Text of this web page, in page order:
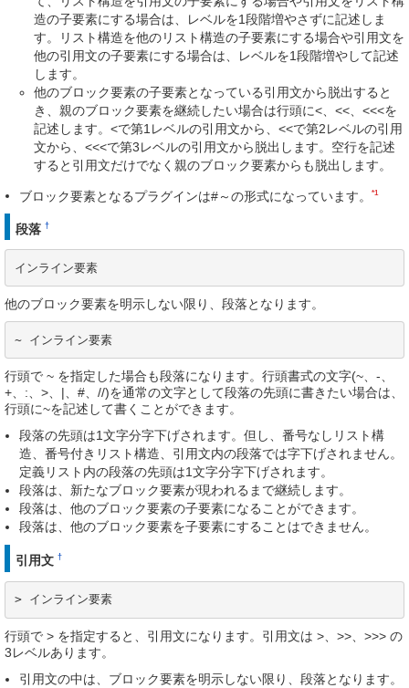
造の子要素にする場合は、レベルを1段階増やさずに記述しま
す。リスト構造を他のリスト構造の子要素にする場合や引用文を
他の引用文の子要素にする場合は、レベルを1段階増やして記述
します。
他のブロック要素の子要素となっている引用文から脱出すると
き、親のブロック要素を継続したい場合は行頭に<、<<、<<<を
記述します。<で第1レベルの引用文から、<<で第2レベルの引用
文から、<<<で第3レベルの引用文から脱出します。空行を記述
すると引用文だけでなく親のブロック要素からも脱出します。
ブロック要素となるプラグインは#～の形式になっています。 *1
段落 †
インライン要素
他のブロック要素を明示しない限り、段落となります。
~ インライン要素
行頭で ~ を指定した場合も段落になります。行頭書式の文字(~、-、
+、:、>、|、#、//)を通常の文字として段落の先頭に書きたい場合は、
行頭に~を記述して書くことができます。
段落の先頭は1文字分字下げされます。但し、番号なしリスト構
造、番号付きリスト構造、引用文内の段落では字下げされません。
定義リスト内の段落の先頭は1文字分字下げされます。
段落は、新たなブロック要素が現われるまで継続します。
段落は、他のブロック要素の子要素になることができます。
段落は、他のブロック要素を子要素にすることはできません。
引用文 †
> インライン要素
行頭で > を指定すると、引用文になります。引用文は >、>>、>>> の
3レベルあります。
引用文の中は、ブロック要素を明示しない限り、段落となります。